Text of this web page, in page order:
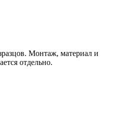
Монтаж, материал и
отдельно.